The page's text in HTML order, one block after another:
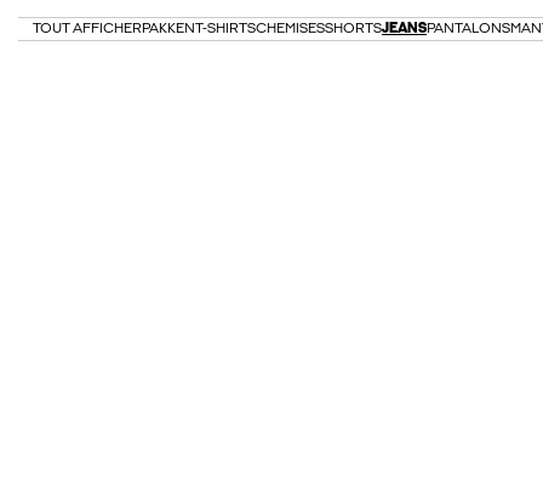
TOUT AFFICHER PAKKENT-SHIRTSCHEMISESSHORTSJEANSPANTALONS